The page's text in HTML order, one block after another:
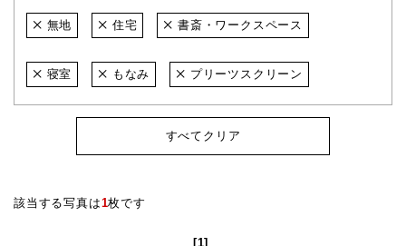
無地 住宅 書斎・ワークスペース
寝室 もなみ プリーツスクリーン
すべてクリア
該当する写真は1枚です
[1]